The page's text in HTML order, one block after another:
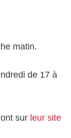
matin.
de 17 à
sur leur site